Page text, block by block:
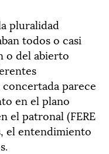
pluralidad
todos o casi
o del abierto
parece
en el plano
el patronal (FERE
el entendimiento